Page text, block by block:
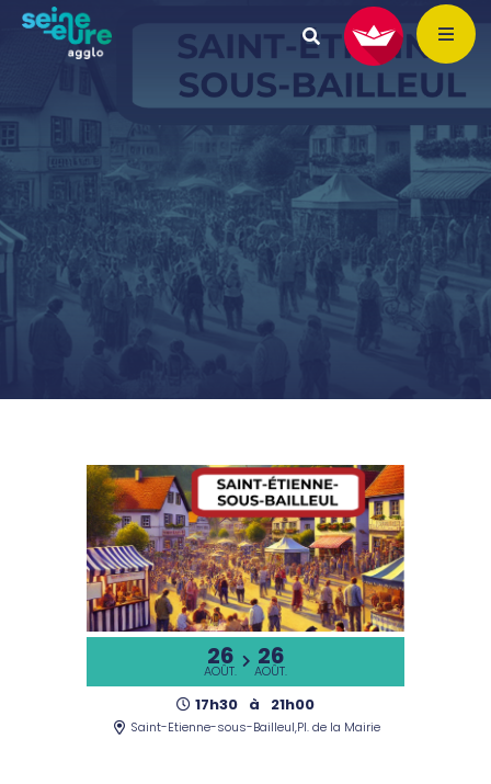
26
AOÛT. 26
AOÛT.
17h30 à 21h00
Saint-Etienne-sous-Bailleul,Pl. de la Mairie